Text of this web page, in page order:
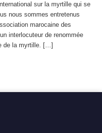
sur la myrtille qui se
nous sommes entretenus
marocaine des
interlocuteur de renommée
de la myrtille. […]